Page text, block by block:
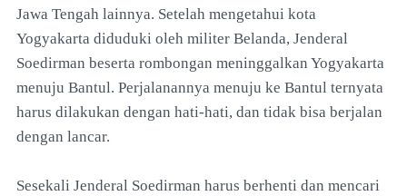
Jawa Tengah lainnya. Setelah mengetahui kota
Yogyakarta diduduki oleh militer Belanda, Jenderal
Soedirman beserta rombongan meninggalkan Yogyakarta
menuju Bantul. Perjalanannya menuju ke Bantul ternyata
harus dilakukan dengan hati-hati, dan tidak bisa berjalan
dengan lancar.
Sesekali Jenderal Soedirman harus berhenti dan mencari